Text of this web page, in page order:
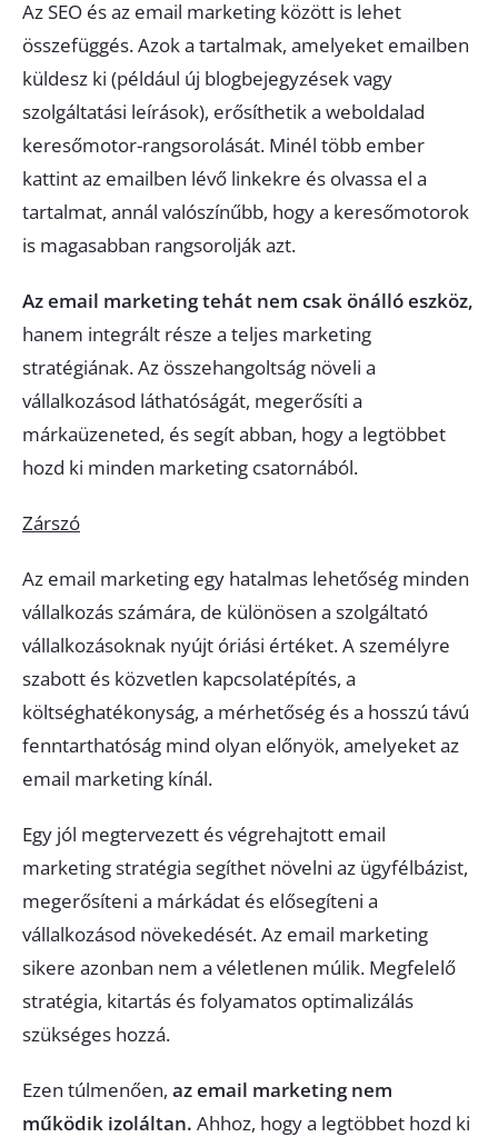
Az SEO és az email marketing között is lehet
összefüggés. Azok a tartalmak, amelyeket emailben
küldesz ki (például új blogbejegyzések vagy
szolgáltatási leírások), erősíthetik a weboldalad
keresőmotor-rangsorolását. Minél több ember
kattint az emailben lévő linkekre és olvassa el a
tartalmat, annál valószínűbb, hogy a keresőmotorok
is magasabban rangsorolják azt.
Az email marketing tehát nem csak önálló eszköz,
hanem integrált része a teljes marketing
stratégiának. Az összehangoltság növeli a
vállalkozásod láthatóságát, megerősíti a
márkaüzeneted, és segít abban, hogy a legtöbbet
hozd ki minden marketing csatornából.
Zárszó
Az email marketing egy hatalmas lehetőség minden
vállalkozás számára, de különösen a szolgáltató
vállalkozásoknak nyújt óriási értéket. A személyre
szabott és közvetlen kapcsolatépítés, a
költséghatékonyság, a mérhetőség és a hosszú távú
fenntarthatóság mind olyan előnyök, amelyeket az
email marketing kínál.
Egy jól megtervezett és végrehajtott email
marketing stratégia segíthet növelni az ügyfélbázist,
megerősíteni a márkádat és elősegíteni a
vállalkozásod növekedését. Az email marketing
sikere azonban nem a véletlenen múlik. Megfelelő
stratégia, kitartás és folyamatos optimalizálás
szükséges hozzá.
Ezen túlmenően, az email marketing nem
működik izoláltan. Ahhoz, hogy a legtöbbet hozd ki